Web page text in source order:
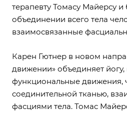
терапевту Томасу Майерсу и
объединении всего тела
взаимосвязанные
Карен Гютнер в новом
движении» объединяет йогу,
функциональные движения,
соединительной тканью,
фасциями тела. Томас